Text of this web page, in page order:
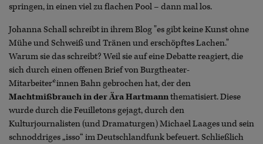
springen, in einen viel zu flachen Pool – dann mal los.
Johanna Schall schreibt in ihrem Blog "es gibt keine Kunst ohne
Mühe und Schweiß und Tränen und erschöpftes Lachen."
Warum sie das schreibt? Weil sie auf eine Debatte reagiert, die
sich durch einen offenen Brief von Burgtheater-
Mitarbeiter*innen Bahn gebrochen hat, der den
Machtmißbrauch in der Ära Hartmannthematisiert. Diese
wurde durch die Feuilletons gejagt, durch den
Kulturjournalisten (und Dramaturgen) Michael Laages und sein
schnoddriges „isso“ im Deutschlandfunk befeuert. Schließlich